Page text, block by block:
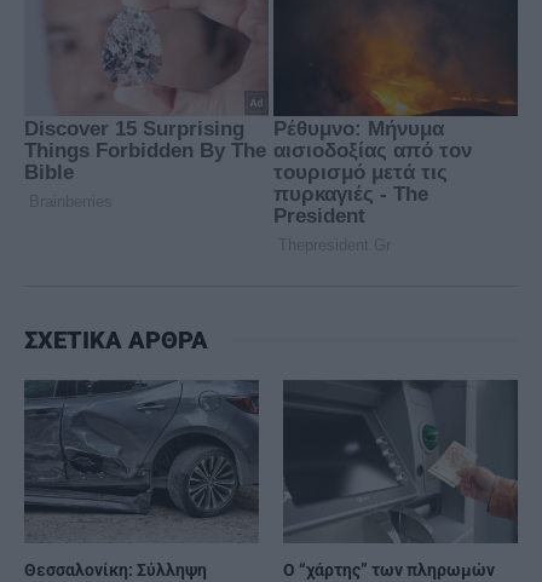
ΣΧΕΤΙΚΑ ΑΡΘΡΑ
Θεσσαλονίκη: Σύλληψη
Ο “χάρτης” των πληρωμών